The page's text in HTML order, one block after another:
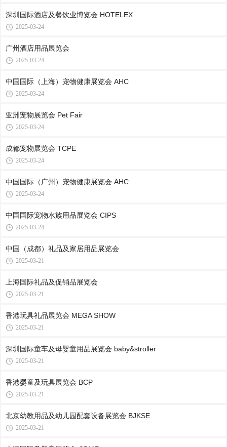
深圳国际酒店及餐饮业博览会 HOTELEX
2025-03-24
广州酒店用品展览会
2025-03-24
中国国际（上海）宠物健康展览会 AHC
2025-03-24
亚洲宠物展览会 Pet Fair
2025-03-24
成都宠物展览会 TCPE
2025-03-24
中国国际（广州）宠物健康展览会 AHC
2025-03-24
中国国际宠物水族用品展览会 CIPS
2025-03-24
中国（成都）礼品及家居用品展览会
2025-03-21
上海国际礼品及促销品展览会
2025-03-21
香港玩具礼品展览会 MEGA SHOW
2025-03-21
深圳国际童车及母婴童用品展览会 baby&stroller
2025-03-21
香港婴童及玩具展览会 BCP
2025-03-21
北京幼教用品及幼儿园配套设备展览会 BJKSE
2025-03-21